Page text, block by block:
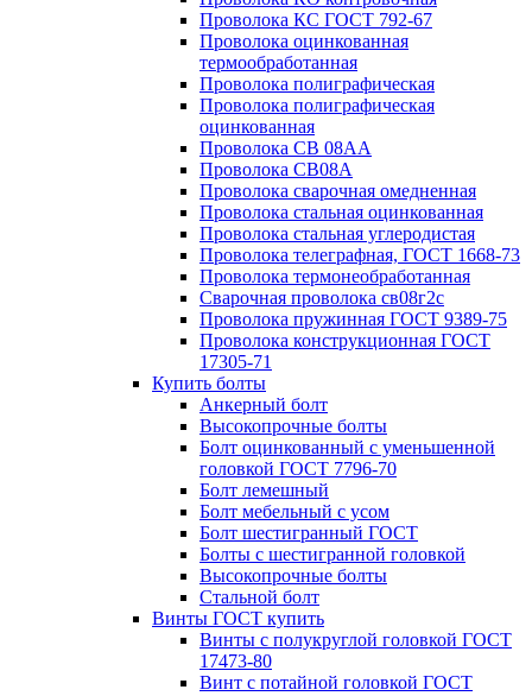
Проволока КС ГОСТ 792-67
Проволока оцинкованная
термообработанная
Проволока полиграфическая
Проволока полиграфическая
оцинкованная
Проволока СВ 08АА
Проволока СВ08А
Проволока сварочная омедненная
Проволока стальная оцинкованная
Проволока стальная углеродистая
Проволока телеграфная, ГОСТ 1668-73
Проволока термонеобработанная
Сварочная проволока св08г2с
Проволока пружинная ГОСТ 9389-75
Проволока конструкционная ГОСТ
17305-71
Купить болты
Анкерный болт
Высокопрочные болты
Болт оцинкованный с уменьшенной
головкой ГОСТ 7796-70
Болт лемешный
Болт мебельный с усом
Болт шестигранный ГОСТ
Болты с шестигранной головкой
Высокопрочные болты
Стальной болт
Винты ГОСТ купить
Винты с полукруглой головкой ГОСТ
17473-80
Винт с потайной головкой ГОСТ